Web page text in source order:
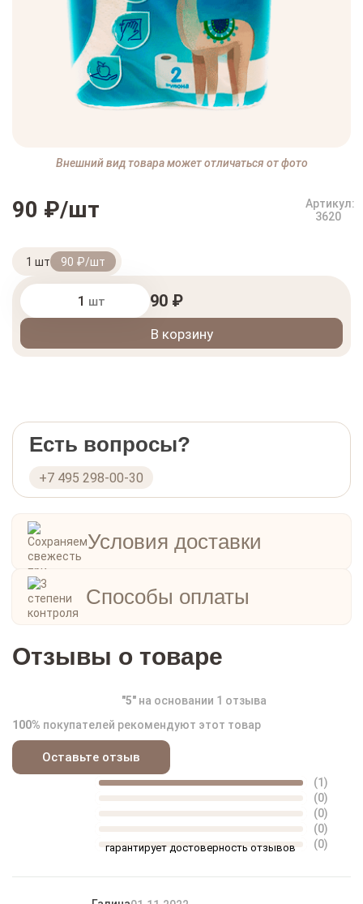
Внешний вид товара может отличаться от фото
90 ₽/шт
Артикул:
3620
1 шт 90 ₽/шт
шт 90 ₽
В корзину
Есть вопросы?
+7 495 298-00-30
Условия доставки
Способы оплаты
Отзывы о товаре
"5" на основании 1 отзыва
100% покупателей рекомендуют этот товар
Оставьте отзыв
(1)
(0)
(0)
(0)
(0)
гарантирует достоверность отзывов